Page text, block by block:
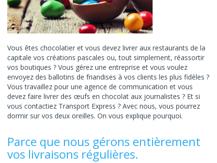
Vous êtes chocolatier et vous devez livrer aux restaurants de la
capitale vos créations pascales ou, tout simplement, réassortir
vos boutiques ? Vous gérez une entreprise et vous voulez
envoyez des ballotins de friandises à vos clients les plus fidèles ?
Vous travaillez pour une agence de communication et vous
devez faire livrer des œufs en chocolat aux journalistes ? Et si
vous contactiez Transport Express ? Avec nous, vous pourrez
dormir sur vos deux oreilles. On vous explique pourquoi.
Parce que nous gérons entièrement
vos livraisons régulières.